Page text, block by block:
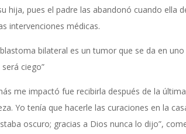
hija, pues el padre las abandonó cuando ella
intervenciones médicas.
bilateral es un tumor que se da en
ciego”
me impactó fue recibirla después de la
Yo tenía que hacerle las curaciones en la
oscuro; gracias a Dios nunca lo dijo”,